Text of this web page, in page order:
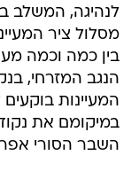
לנהיגה, המשלב
מסלול ציר
בין כמה וכמה
הנגב המזרחי,
המעיינות
במיקומם את
השבר הסורי